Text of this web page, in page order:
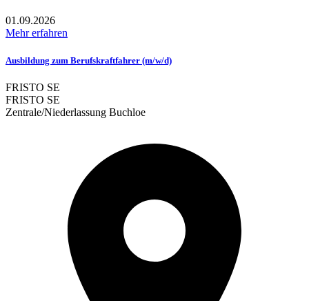
01.09.2026
Mehr erfahren
Ausbildung zum Berufskraftfahrer (m/w/d)
FRISTO SE
FRISTO SE
Zentrale/Niederlassung Buchloe